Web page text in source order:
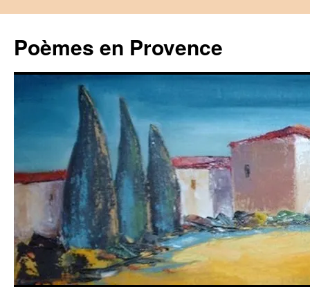
contenu
Poèmes en Provence